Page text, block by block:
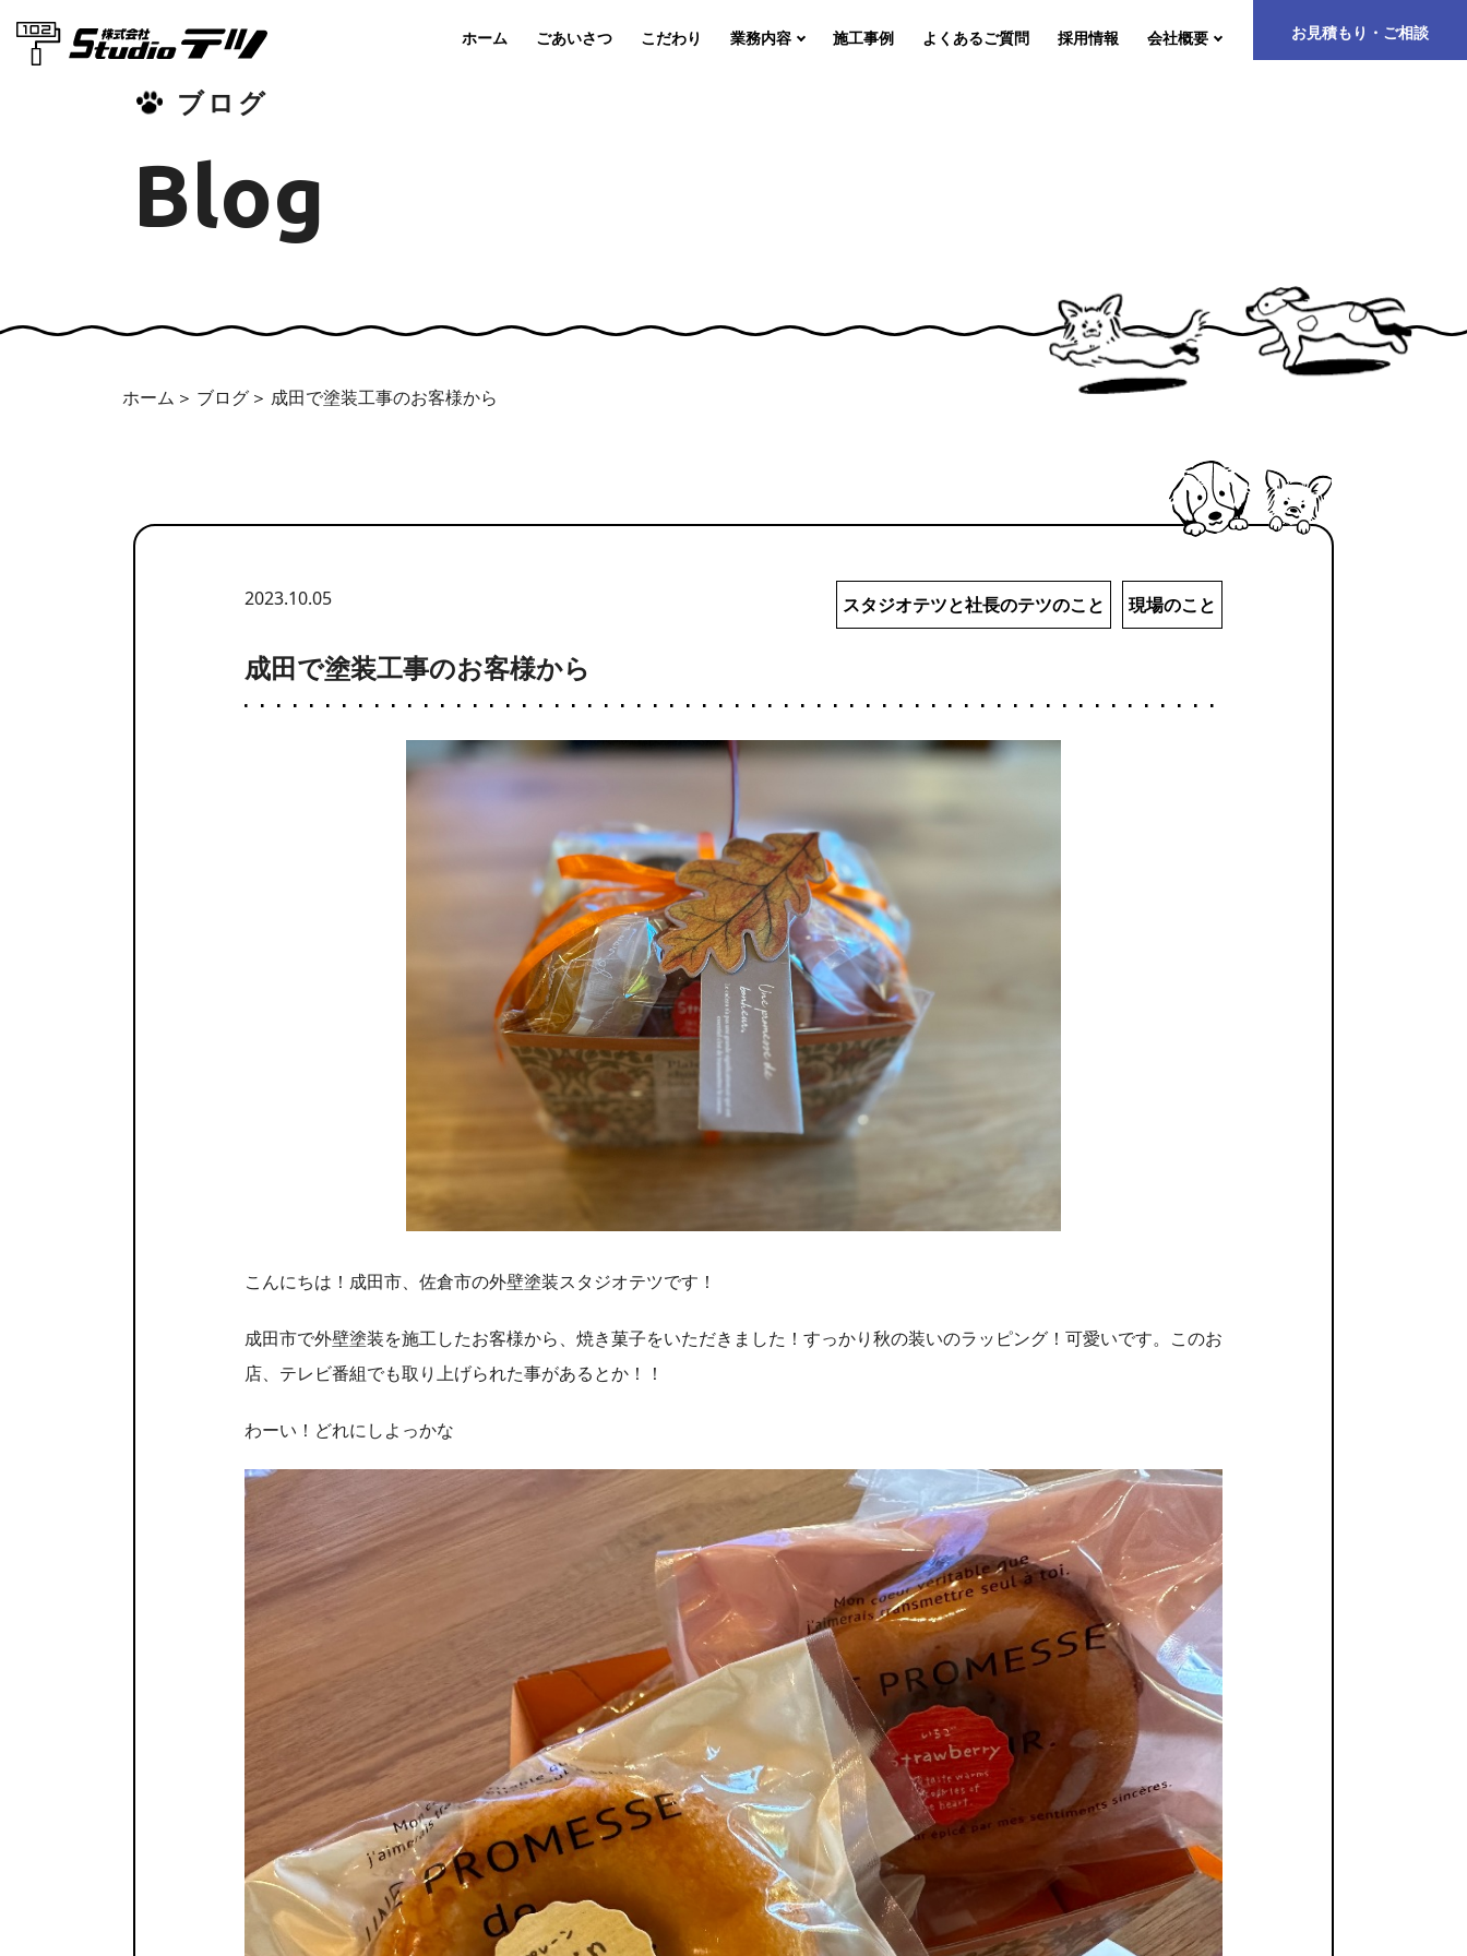
ホーム ごあいさつ こだわり 業務内容 施工事例 よくあるご質問 採用情報 会社概要 お見積もり・ご相談
ブログ
Blog
ホーム ブログ 成田で塗装工事のお客様から
2023.10.05 スタジオテツと社長のテツのこと 現場のこと
成田で塗装工事のお客様から
こんにちは！成田市、佐倉市の外壁塗装スタジオテツです！
成田市で外壁塗装を施工したお客様から、焼き菓子をいただきました！すっかり秋の装いのラッピング！可愛いです。このお
店、テレビ番組でも取り上げられた事があるとか！！
わーい！どれにしよっかな